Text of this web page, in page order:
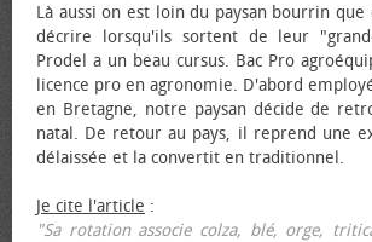
Là aussi on est loin du paysan bourrin
décrire lorsqu'ils sortent de leur
Prodel a un beau cursus. Bac Pro
licence pro en agronomie. D'abord
en Bretagne, notre paysan décide de
natal. De retour au pays, il reprend une
délaissée et la convertit en traditionnel.
Je cite l'article :
"Sa rotation associe colza, blé, orge,